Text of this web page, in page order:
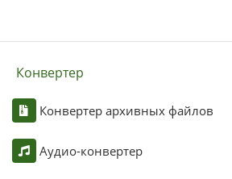
Конвертер
Конвертер архивных файлов
Аудио-конвертер